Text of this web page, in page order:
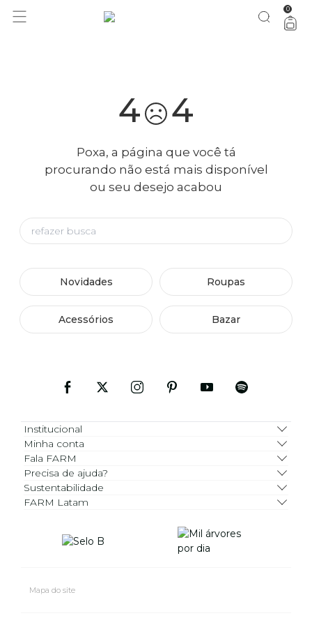
você merece 30% OFF pra comemorar com a gente aproveita! 0
4 4
Poxa, a página que você tá
procurando não está mais disponível
ou seu desejo acabou
Novidades Roupas
Acessórios Bazar
Institucional
Minha conta
Fala FARM
Precisa de ajuda?
Sustentabilidade
FARM Latam
Mapa do site